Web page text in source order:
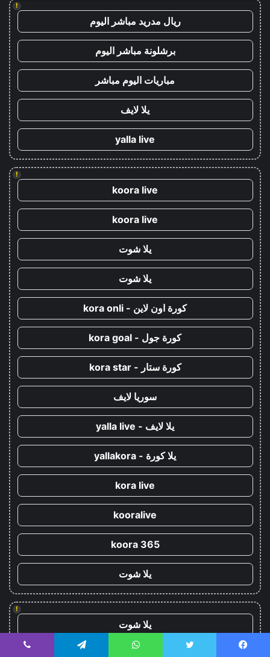
!
ريال مدريد مباشر اليوم
برشلونة مباشر اليوم
مباريات اليوم مباشر
يلا لايف
yalla live
!
koora live
koora live
يلا شوت
يلا شوت
كورة اون لاين - kora onli
كورة جول - kora goal
كورة ستار - kora star
سوريا لايف
يلا لايف - yalla live
يلا كورة - yallakora
kora live
kooralive
koora 365
يلا شوت
!
يلا شوت